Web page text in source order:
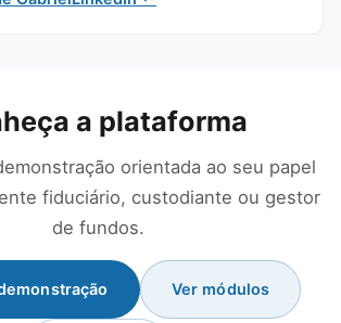
a plataforma
orientada ao seu papel
fiduciário, custodiante ou gestor
de fundos.
Ver módulos